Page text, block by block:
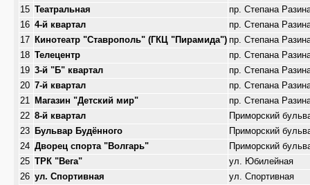
15 Театральная
пр. Степана
16 4-й квартал
пр. Степана
17
Кинотеатр "Ставрополь" (ГКЦ "Пирамида") пр. Степана
18 Телецентр
пр. Степана
19 3-й "Б" квартал
пр. Степана
20 7-й квартал
пр. Степана
21
Магазин "Детский мир"
пр. Степана
22 8-й квартал
Приморский
23
Бульвар Будённого
Приморский
24 Дворец спорта "Волгарь"
Приморский
25 ТРК "Вега"
ул. Юбилейная
26 ул. Спортивная
ул. Спортивная